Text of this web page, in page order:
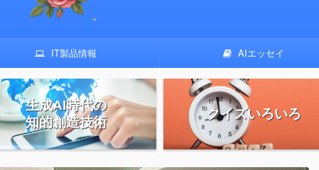
IT製品情報 AIエッセイ
生成AI時代の
知的創造技術
クイズいろいろ